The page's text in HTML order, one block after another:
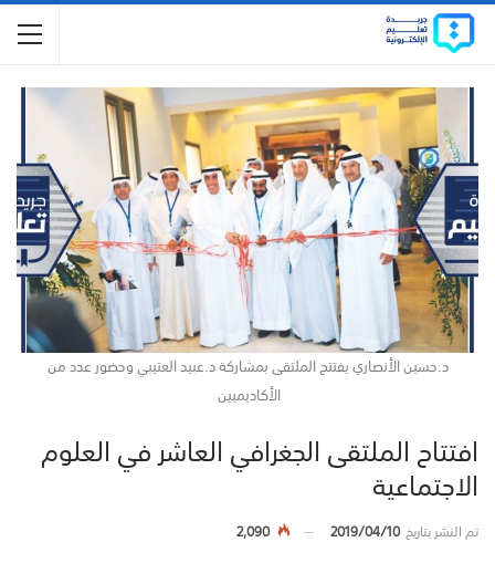
د.حسين الأنصاري يفتتح الملتقى بمشاركة د.عبيد العتيبي وحضور عدد من
الأكاديميين
افتتاح الملتقى الجغرافي العاشر في العلوم
الاجتماعية
تم النشر بتاريخ2019/04/10
2,090